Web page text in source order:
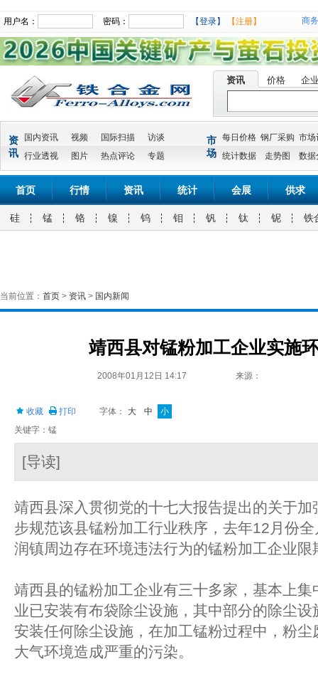
用户名： 密码： 【登录】 【注册】 商
资讯 价格 企
资
讯
国内资讯 视频 国际扫描
访谈
行业透视
图片 热点评论 专题
市
场
每日价格 钢厂采购 市场
统计数据
走势图 数据
首页 行情 资讯 统计 会展 供求
硅 锰 铬 镍 钨 钼 钒 钛 铌 铁
当前位置： 首页 > 资讯 > 国内新闻
靖西县对锰粉加工企业实施
2008年01月12日 14:17 来源：
收藏 打印 字体： 大 中
小
关键字：锰
[导读]
靖西县深入贯彻党的十七大报告提出的关于
步规范该县锰粉加工行业秩序，去年12月份
润镇周边存在环境违法行为的锰粉加工企业限
靖西县的锰粉加工企业有三十多家，基本上
业已安装有布袋除尘设施，其中部分的除尘
安装任何除尘设施，在加工锰粉过程中，粉
大气环境造成严重的污染。